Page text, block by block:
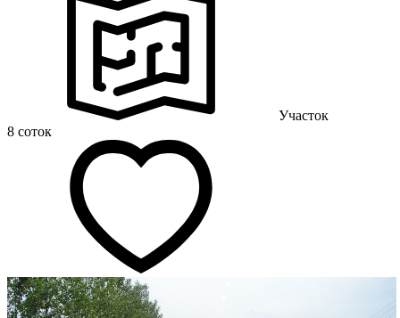
Участок
8 соток